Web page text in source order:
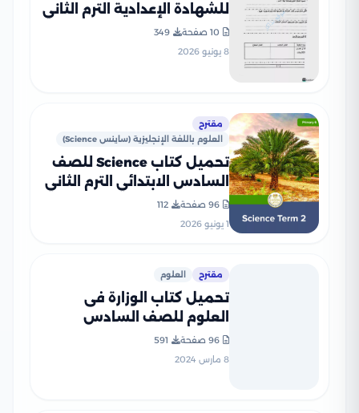
للشهادة الإعدادية الترم الثاني
2026 مع نموذج إجابة مقترح
PDF
10 صفحة
349
8 يونيو 2026
مقترح
العلوم باللغة الإنجليزية (ساينس Science)
تحميل كتاب Science للصف
السادس الابتدائي الترم الثاني
الجديد
96 صفحة
112
1 يونيو 2026
مقترح العلوم
تحميل كتاب الوزارة فى
العلوم للصف السادس
المنهج الجديد بصيغة PDF
96 صفحة
591
8 مارس 2024